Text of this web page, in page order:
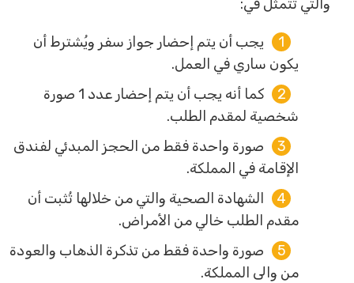
والتي تتمثل في:
يجب أن يتم إحضار جواز سفر ويُشترط أن
يكون ساري في العمل.
كما أنه يجب أن يتم إحضار عدد 1 صورة
شخصية لمقدم الطلب.
صورة واحدة فقط من الحجز المبدئي لفندق
الإقامة في المملكة.
الشهادة الصحية والتي من خلالها تُثبت أن
مقدم الطلب خالي من الأمراض.
صورة واحدة فقط من تذكرة الذهاب والعودة
من والى المملكة.